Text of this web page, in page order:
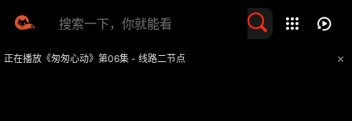
正在播放《匆匆心动》第06集 - 线路二节点